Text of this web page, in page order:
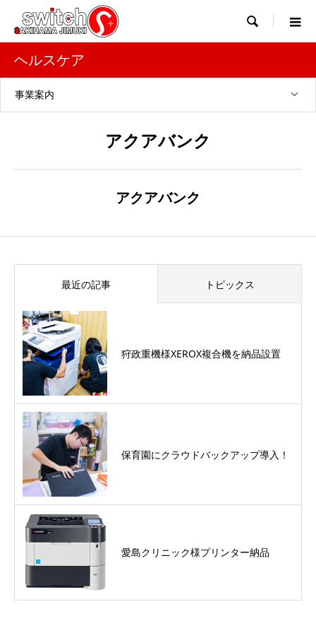

ヘルスケア
事業案内
アクアバンク
アクアバンク
最近の記事 トピックス
狩政重機様XEROX複合機を納品設置
保育園にクラウドバックアップ導入！
愛島クリニック様プリンター納品